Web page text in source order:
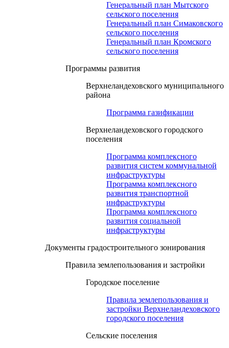
Генеральный план Мытского
сельского поселения
Генеральный план Симаковского
сельского поселения
Генеральный план Кромского
сельского поселения
Программы развития
Верхнеландеховского муниципального
района
Программа газификации
Верхнеландеховского городского
поселения
Программа комплексного
развития систем коммунальной
инфраструктуры
Программа комплексного
развития транспортной
инфраструктуры
Программа комплексного
развития социальной
инфраструктуры
Документы градостроительного зонирования
Правила землепользования и застройки
Городское поселение
Правила землепользования и
застройки Верхнеландеховского
городского поселения
Сельские поселения